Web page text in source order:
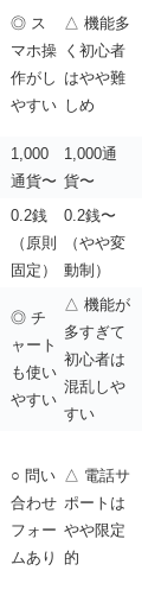
◎ ス
マホ操
作がし
やすい
△ 機能多
く初心者
はやや難
しめ
1,000
通貨〜
1,000通
貨〜
0.2銭
（原則
固定）
0.2銭〜
（やや変
動制）
◎ チ
ャート
も使い
やすい
△ 機能が
多すぎて
初心者は
混乱しや
すい
○ 問い
合わせ
フォー
ムあり
△ 電話サ
ポートは
やや限定
的